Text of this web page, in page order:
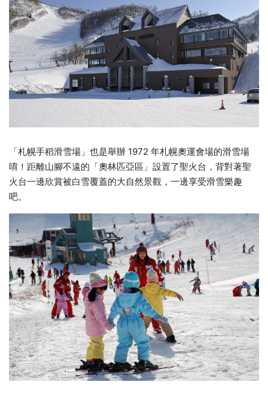
「札幌手稻滑雪場」也是舉辦 1972 年札幌奧運會場的滑雪場
唷！距離山腳不遠的「奧林匹亞區」設置了聖火台，背對著聖
火台一邊欣賞被白雪覆蓋的大自然景觀，一邊享受滑雪樂趣
吧。